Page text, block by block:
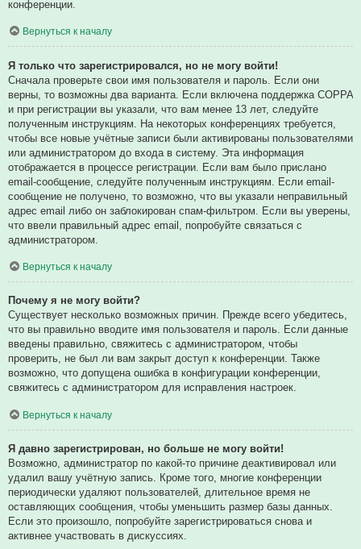
конференции.
Вернуться к началу
Я только что зарегистрировался, но не могу войти!
Сначала проверьте свои имя пользователя и пароль. Если они
верны, то возможны два варианта. Если включена поддержка COPPA
и при регистрации вы указали, что вам менее 13 лет, следуйте
полученным инструкциям. На некоторых конференциях требуется,
чтобы все новые учётные записи были активированы пользователями
или администратором до входа в систему. Эта информация
отображается в процессе регистрации. Если вам было прислано
email-сообщение, следуйте полученным инструкциям. Если email-
сообщение не получено, то возможно, что вы указали неправильный
адрес email либо он заблокирован спам-фильтром. Если вы уверены,
что ввели правильный адрес email, попробуйте связаться с
администратором.
Вернуться к началу
Почему я не могу войти?
Существует несколько возможных причин. Прежде всего убедитесь,
что вы правильно вводите имя пользователя и пароль. Если данные
введены правильно, свяжитесь с администратором, чтобы
проверить, не был ли вам закрыт доступ к конференции. Также
возможно, что допущена ошибка в конфигурации конференции,
свяжитесь с администратором для исправления настроек.
Вернуться к началу
Я давно зарегистрирован, но больше не могу войти!
Возможно, администратор по какой-то причине деактивировал или
удалил вашу учётную запись. Кроме того, многие конференции
периодически удаляют пользователей, длительное время не
оставляющих сообщения, чтобы уменьшить размер базы данных.
Если это произошло, попробуйте зарегистрироваться снова и
активнее участвовать в дискуссиях.